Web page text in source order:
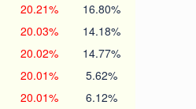
20.21% 16.80%
20.03% 14.18%
20.02% 14.77%
20.01% 5.62%
20.01% 6.12%